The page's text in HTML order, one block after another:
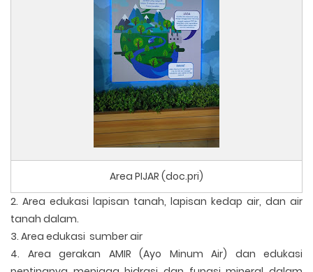
Area PIJAR (doc.pri)
2. Area edukasi lapisan tanah, lapisan kedap air, dan air
tanah dalam.
3. Area edukasi sumber air
4. Area gerakan AMIR (Ayo Minum Air) dan edukasi